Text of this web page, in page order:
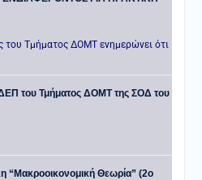
Τμήματος ΔΟΜΤ ενημερώνει ότι
του Τμήματος ΔΟΜΤ της ΣΟΔ του
“Μακροοικονομική Θεωρία” (2ο